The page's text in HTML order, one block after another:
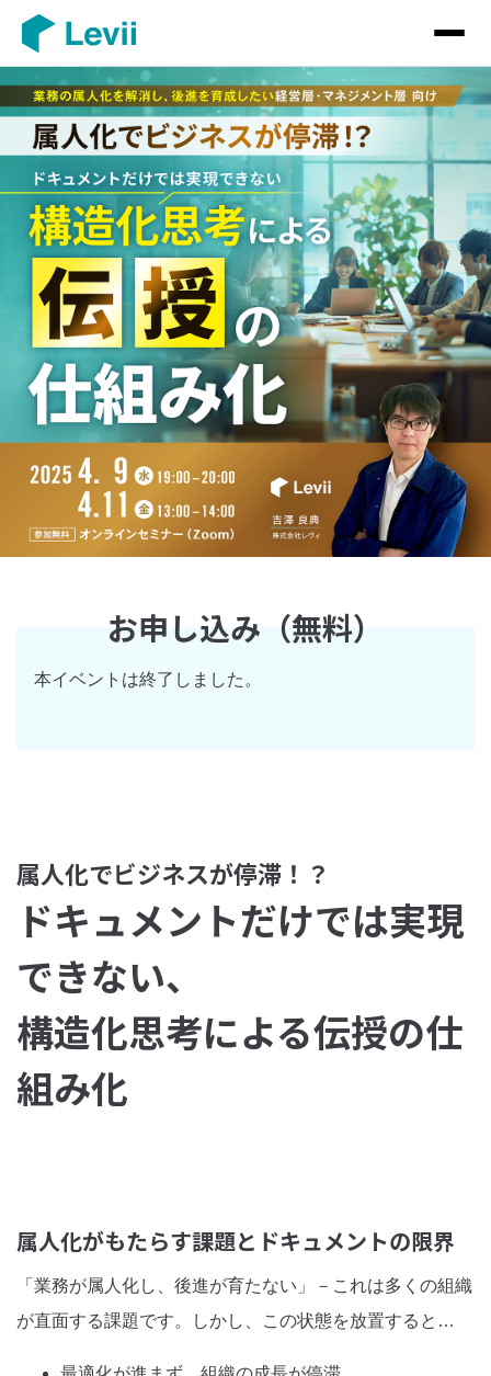
お申し込み（無料）
本イベントは終了しました。
属人化でビジネスが停滞！？
ドキュメントだけでは実現
できない、
構造化思考による伝授の仕
組み化
属人化がもたらす課題とドキュメントの限界
「業務が属人化し、後進が育たない」－これは多くの組織
が直面する課題です。しかし、この状態を放置すると…